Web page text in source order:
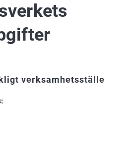
verksamhetsställe